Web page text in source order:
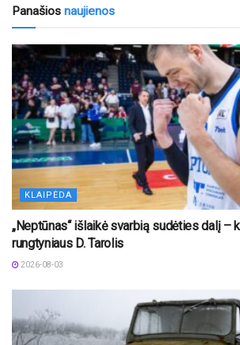
Panašios naujienos
KLAIPĖDA
„Neptūnas“ išlaikė svarbią sudėties dalį –
rungtyniaus D. Tarolis
2026-08-03